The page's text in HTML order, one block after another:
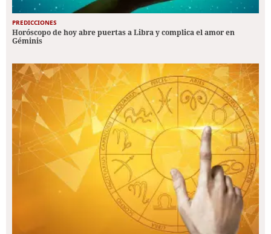
PREDICCIONES
Horóscopo de hoy abre puertas a Libra y complica el amor en
Géminis